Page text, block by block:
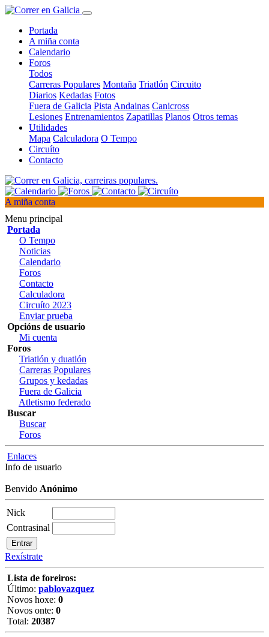
Portada
A miña conta
Calendario
Foros
Todos
Carreras Populares Montaña Triatlón Circuito
Diarios Kedadas Fotos
Fuera de Galicia Pista Andainas Canicross
Lesiones Entrenamientos Zapatillas Planos Otros temas
Utilidades
Mapa Calculadora O Tempo
Circuíto
Contacto
A miña conta
Menu principal
Portada
O Tempo
Noticias
Calendario
Foros
Contacto
Calculadora
Circuíto 2023
Enviar prueba
Opcións de usuario
Mi cuenta
Foros
Triatlón y duatlón
Carreras Populares
Grupos y kedadas
Fuera de Galicia
Atletismo federado
Buscar
Buscar
Foros
Enlaces
Info de usuario
Benvido Anónimo
Nick
Contrasinal
Rexístrate
Lista de foreiros:
Último: pablovazquez
Novos hoxe: 0
Novos onte: 0
Total: 20387